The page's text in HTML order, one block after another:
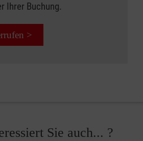
Ihrer Buchung.
>
Sie auch... ?